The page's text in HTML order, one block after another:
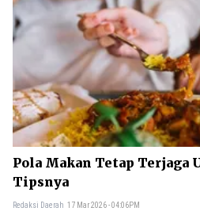
Pola Makan Tetap Terjaga
Tipsnya
Redaksi Daerah 17 Mar 2026 - 04:06PM